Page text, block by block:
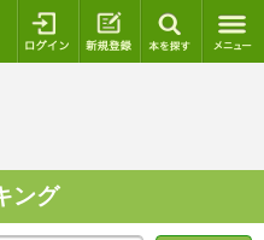
ログイン 新規登録
ング